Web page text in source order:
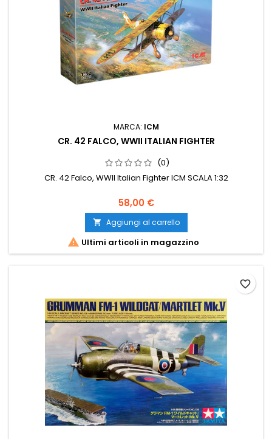
MARCA: ICM
CR. 42 FALCO, WWII ITALIAN FIGHTER
(0)
CR. 42 Falco, WWII Italian Fighter ICM SCALA 1:32
58,00 €
 Aggiungi al carrello
 Ultimi articoli in magazzino
favorite_border